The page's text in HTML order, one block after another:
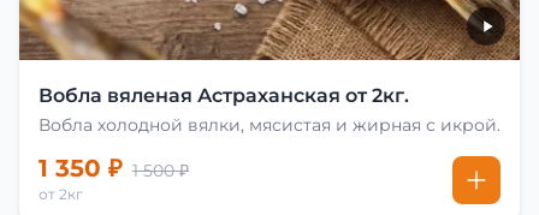
Вобла вяленая Астраханская от 2кг.
Вобла холодной вялки, мясистая и жирная с икрой.
1 350 ₽ 1 500 ₽
от 2кг